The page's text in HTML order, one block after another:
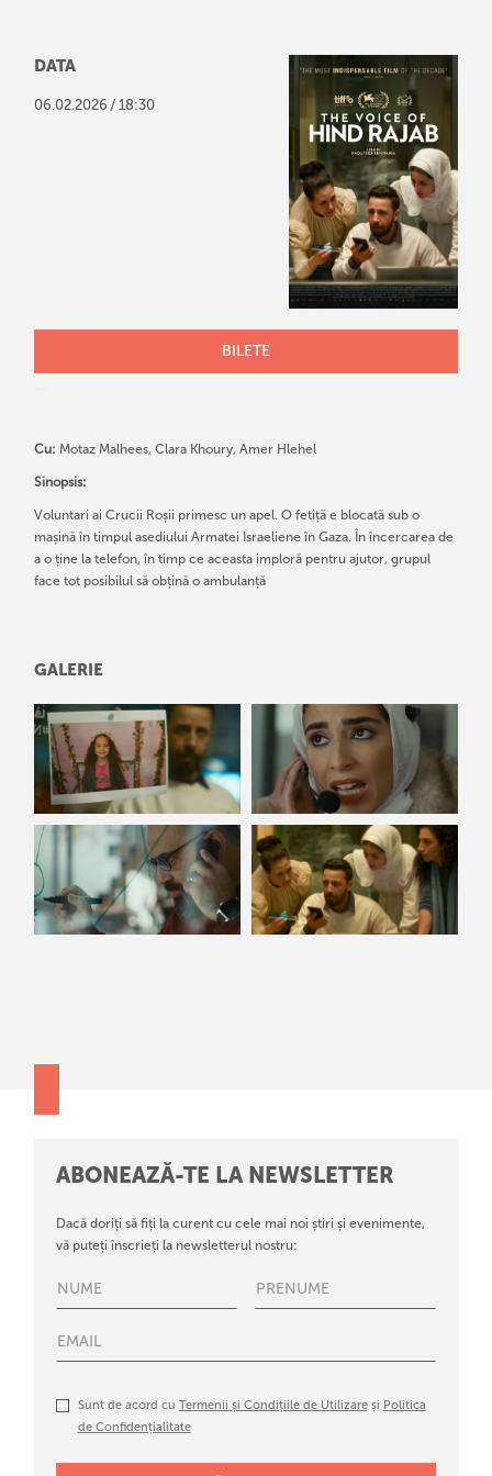
DATA
06.02.2026 / 18:30
BILETE
Cu: Motaz Malhees, Clara Khoury, Amer Hlehel
Sinopsis:
Voluntari ai Crucii Roșii primesc un apel. O fetiță e blocată sub o
mașină în timpul asediului Armatei Israeliene în Gaza. În încercarea de
a o ține la telefon, în timp ce aceasta imploră pentru ajutor, grupul
face tot posibilul să obțină o ambulanță
GALERIE
ABONEAZĂ-TE LA NEWSLETTER
Dacă doriți să fiți la curent cu cele mai noi știri și evenimente,
vă puteți înscrieți la newsletterul nostru:
Sunt de acord cu Termenii și Condițiile de Utilizareși Politica
de Confidențialitate